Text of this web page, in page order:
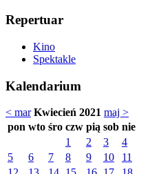
Repertuar
Kino
Spektakle
Kalendarium
< mar Kwiecień 2021 maj >
pon wto śro czw pią sob nie
1
2 3
4
5
6 7 8 9 10
11